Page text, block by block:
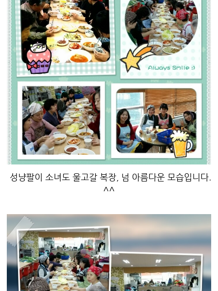
성냥팔이 소녀도 울고갈 복장, 넘 아름다운 모습입니다.
^^